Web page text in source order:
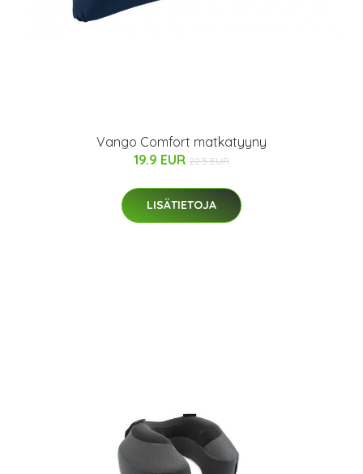
Vango Comfort matkatyyny
19.9 EUR 22.5 EUR
LISÄTIETOJA